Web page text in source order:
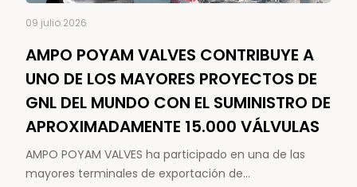
09 julio 2026
AMPO POYAM VALVES CONTRIBUYE A
UNO DE LOS MAYORES PROYECTOS DE
GNL DEL MUNDO CON EL SUMINISTRO DE
APROXIMADAMENTE 15.000 VÁLVULAS
AMPO POYAM VALVES ha participado en una de las
mayores terminales de exportación de…